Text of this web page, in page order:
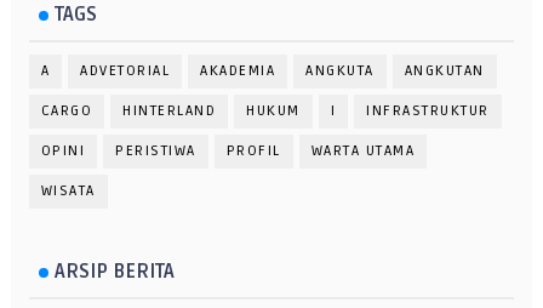
TAGS
A ADVETORIAL AKADEMIA ANGKUTA ANGKUTAN
CARGO HINTERLAND HUKUM I INFRASTRUKTUR
OPINI PERISTIWA PROFIL WARTA UTAMA
WISATA
ARSIP BERITA